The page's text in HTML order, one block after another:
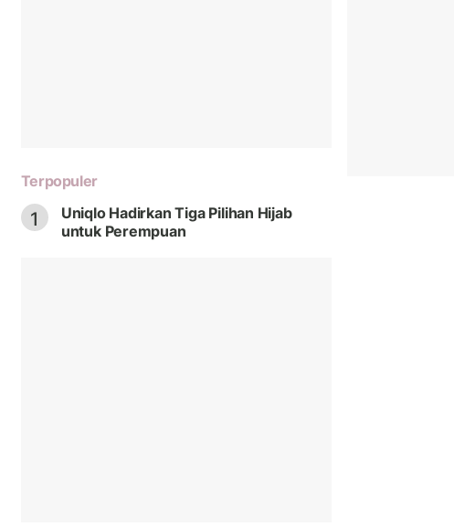
Terpopuler
1
Uniqlo Hadirkan Tiga Pilihan Hijab
untuk Perempuan